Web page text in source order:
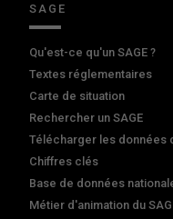
SAGE
Qu'est-ce qu'un SAGE ?
Textes réglementaires
Carte de situation
Rechercher un SAGE
Télécharger les données
Chiffres clés
Base de données
Métier d'animation du